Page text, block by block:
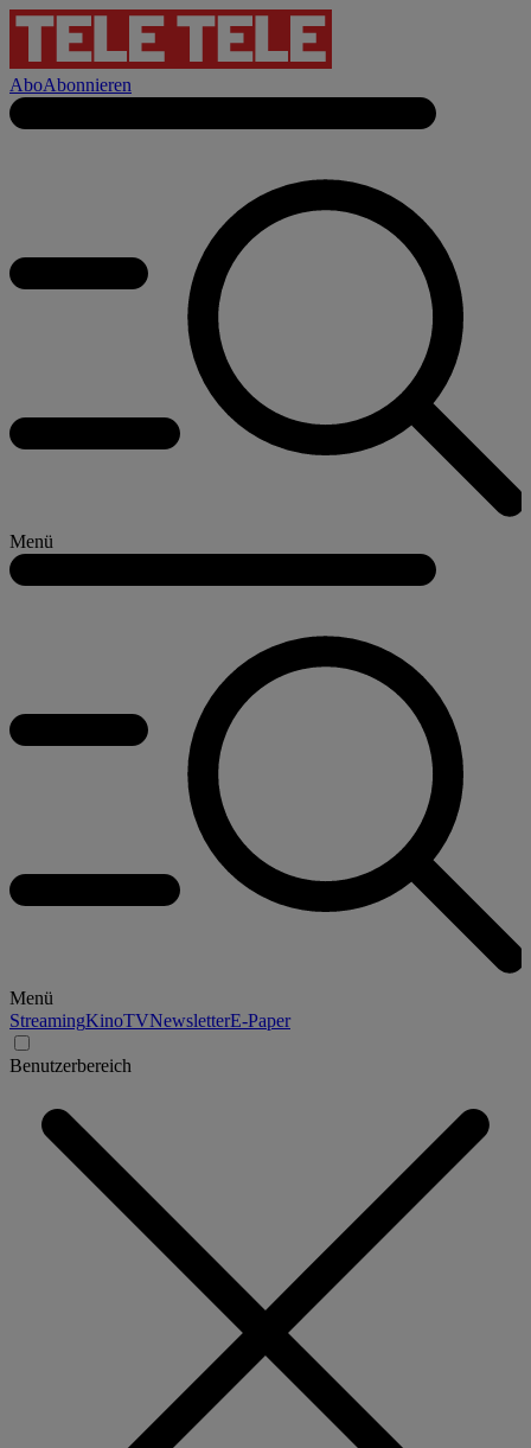
AboAbonnieren
Menü
Menü
StreamingKinoTVNewsletterE-Paper
Benutzerbereich